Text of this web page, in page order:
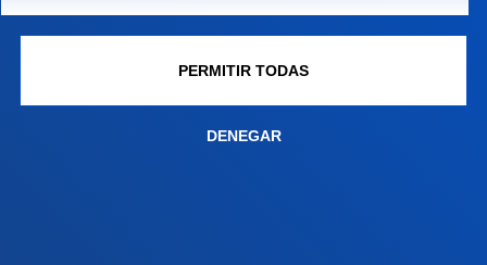
PERMITIR TODAS
DENEGAR
Buzón de sugerencias